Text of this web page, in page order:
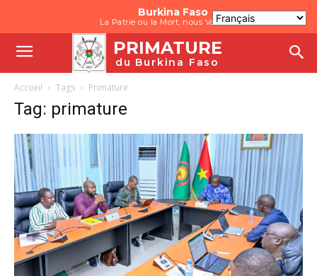
Burkina Faso
La Patrie ou la Mort, nous Vaincrons
PRIMATURE
du Burkina Faso
Accueil Tags Primature
Tag: primature